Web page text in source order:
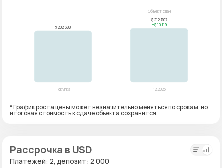
* График роста цены может незначительно меняться по срокам, но
итоговая стоимость к сдаче объекта сохранится.
Рассрочка в USD
Платежей: 2, депозит: 2 000